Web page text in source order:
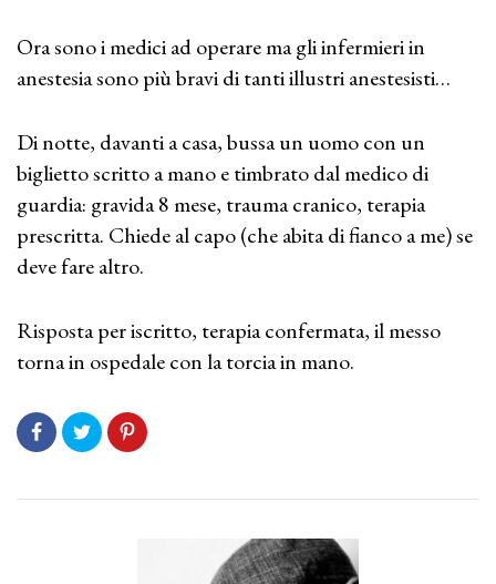
Ora sono i medici ad operare ma gli infermieri in
anestesia sono più bravi di tanti illustri anestesisti…
Di notte, davanti a casa, bussa un uomo con un
biglietto scritto a mano e timbrato dal medico di
guardia: gravida 8 mese, trauma cranico, terapia
prescritta. Chiede al capo (che abita di fianco a me) se
deve fare altro.
Risposta per iscritto, terapia confermata, il messo
torna in ospedale con la torcia in mano.